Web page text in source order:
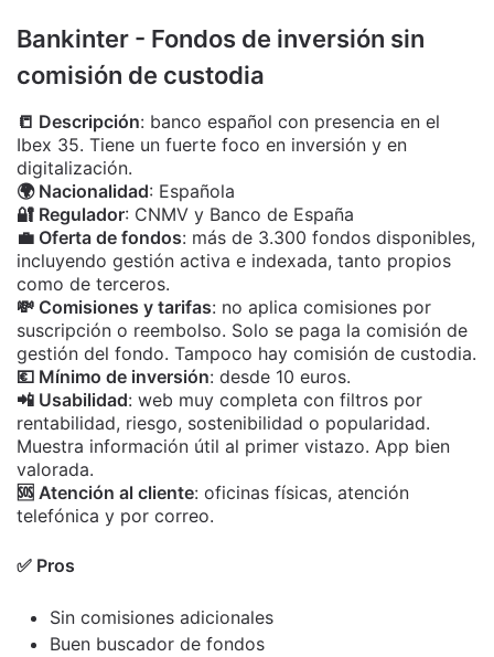
Bankinter - Fondos de inversión sin
comisión de custodia
📒 Descripción: banco español con presencia en el
Ibex 35. Tiene un fuerte foco en inversión y en
digitalización.
🌍 Nacionalidad: Española
🔐 Regulador: CNMV y Banco de España
💼 Oferta de fondos: más de 3.300 fondos disponibles,
incluyendo gestión activa e indexada, tanto propios
como de terceros.
💸 Comisiones y tarifas: no aplica comisiones por
suscripción o reembolso. Solo se paga la comisión de
gestión del fondo. Tampoco hay comisión de custodia.
💶 Mínimo de inversión: desde 10 euros.
📲 Usabilidad: web muy completa con filtros por
rentabilidad, riesgo, sostenibilidad o popularidad.
Muestra información útil al primer vistazo. App bien
valorada.
🆘 Atención al cliente: oficinas físicas, atención
telefónica y por correo.
✅ Pros
Sin comisiones adicionales
Buen buscador de fondos